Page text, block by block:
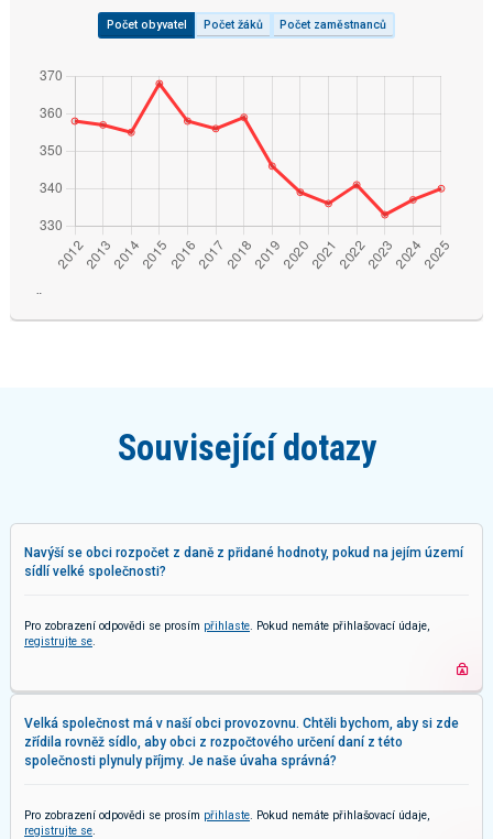
Počet obyvatel Počet žáků Počet zaměstnanců
¨
Související dotazy
Navýší se obci rozpočet z daně z přidané hodnoty, pokud na jejím území
sídlí velké společnosti?
Pro zobrazení odpovědi se prosím přihlaste . Pokud nemáte přihlašovací údaje,
registrujte se
Velká společnost má v naší obci provozovnu. Chtěli bychom, aby si zde
zřídila rovněž sídlo, aby obci z rozpočtového určení daní z této
společnosti plynuly příjmy. Je naše úvaha správná?
Pro zobrazení odpovědi se prosím přihlaste . Pokud nemáte přihlašovací údaje,
registrujte se